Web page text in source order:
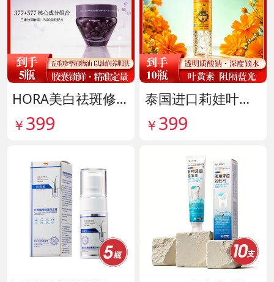
HORA美白祛斑修护精华油 货号141999
￥ 399
泰国进口莉娃叶黄素精华护眼液 货号142036
￥ 399